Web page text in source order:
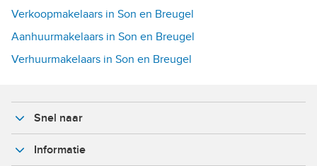
Verkoopmakelaars in Son en Breugel
Aanhuurmakelaars in Son en Breugel
Verhuurmakelaars in Son en Breugel
Snel naar
Informatie